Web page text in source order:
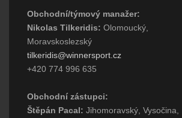
Obchodní/týmový manažer:
Nikolas Tilkeridis: Olomoucký,
Moravskoslezský
tilkeridis@winnersport.cz
+420 774 996 635
Obchodní zástupci:
Štěpán Pacal: Jihomoravský, Vysočina,